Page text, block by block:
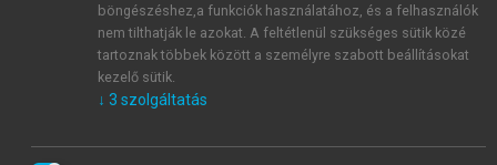
Általános vásárlási feltételeket, valamint a szotar.netés a
mersz.huoldalak licencszerződéseiben foglaltakat
tudomásul veszem és elfogadom.
KIPRÓBÁLOM
böngészéshez,a funkciók használatához, és a felhasználók
nem tilthatják le azokat. A feltétlenül szükséges sütik közé
tartoznak többek között a személyre szabott beállításokat
kezelő sütik.
↓ 3 szolgáltatás